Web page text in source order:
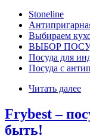
Stoneline
Выбираем
ВЫБОР
Посуда для
Посуда с
Читать далее
Frybest –
быть!